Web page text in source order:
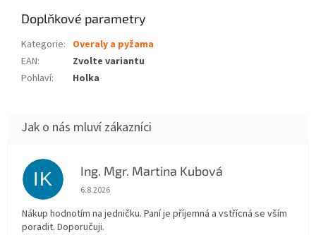
Doplňkové parametry
Kategorie: Overaly a pyžama
EAN:
Zvolte variantu
Pohlaví: Holka
IK Ing. Mgr. Martina Kubová
Hodnocení obchodu je 5 z 5 hvězdiček.
6.8.2026
Nákup hodnotím na jedničku. Paní je příjemná a vstřícná se vším
poradit. Doporučuji.